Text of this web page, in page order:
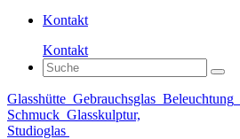
Kontakt
Kontakt
Glasshütte Gebrauchsglas Beleuchtung
Schmuck Glasskulptur,
Studioglas